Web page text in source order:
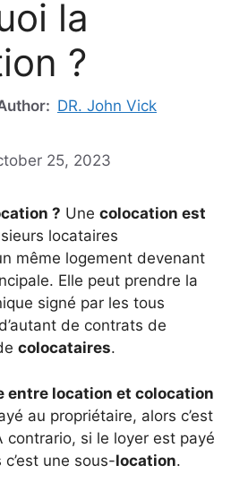
la
?
DR. John Vick
25, 2023
? Une colocation est
locataires
même logement devenant
Elle peut prendre la
signé par les tous
de contrats de
colocataires.
entre location et colocation
au propriétaire, alors c’est
contrario, si le loyer est payé
une sous-location.